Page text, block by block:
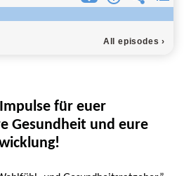
für euer
Gesundheit und eure